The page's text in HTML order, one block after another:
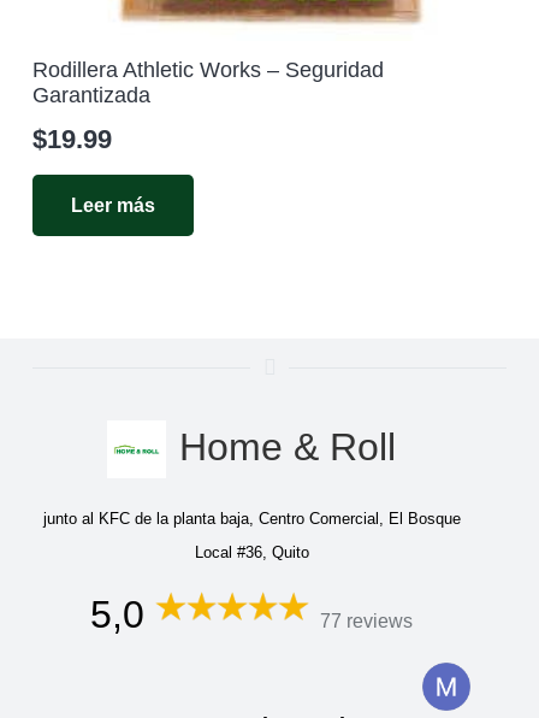
Rodillera Athletic Works – Seguridad
Garantizada
$19.99
Leer más
Home & Roll
junto al KFC de la planta baja, Centro Comercial, El Bosque
Local #36, Quito
5,0 77 reviews